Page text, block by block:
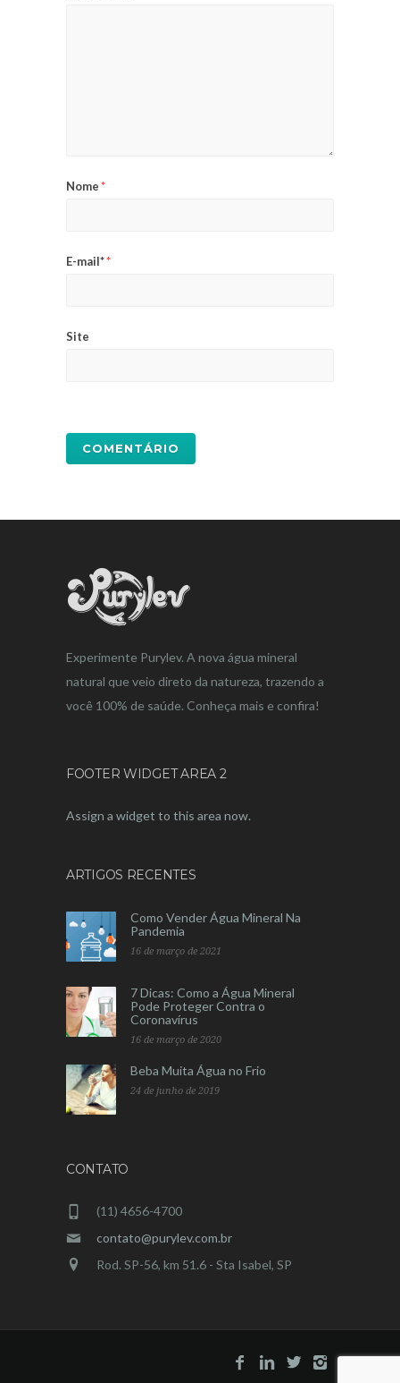
Nome*
E-mail**
Site
Experimente Purylev. A nova água mineral
natural que veio direto da natureza, trazendo a
você 100% de saúde. Conheça mais e confira!
FOOTER WIDGET AREA 2
Assign a widget to this area now.
ARTIGOS RECENTES
Como Vender Água Mineral Na
Pandemia
16 de março de 2021
7 Dicas: Como a Água Mineral
Pode Proteger Contra o
Coronavírus
16 de março de 2020
Beba Muita Água no Frio
24 de junho de 2019
CONTATO
(11) 4656-4700
contato@purylev.com.br
Rod. SP-56, km 51.6 - Sta Isabel, SP